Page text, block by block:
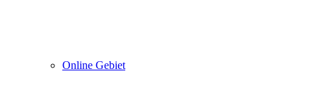
Online Gebiet